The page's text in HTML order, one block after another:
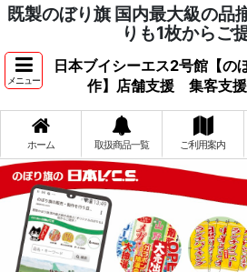
既製のぼり旗 国内最大級の品
りも1枚からご
メニュー
日本ブイシーエス2号館【の
作】店舗支援 集客支
ホーム 取扱商品一覧 ご利用案内